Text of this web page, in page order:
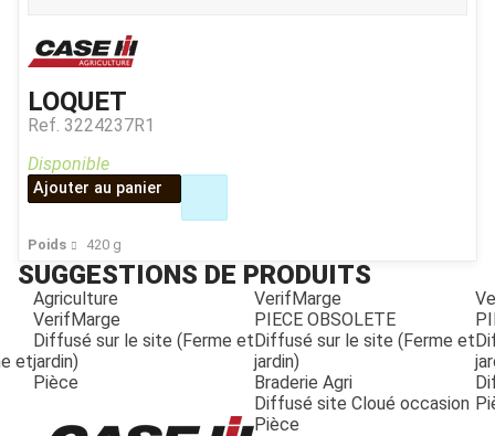
LOQUET
Ref. 3224237R1
Poids 420 g
Disponible
Ajouter au panier
SUGGESTIONS DE PRODUITS
et
Agriculture
VerifMarge
Diffusé sur le site (Ferme et
jardin)
Pièce
VerifMarge
PIECE OBSOLETE
Diffusé sur le site (Ferme et
jardin)
Braderie Agri
Diffusé site Cloué occasion
Pièce